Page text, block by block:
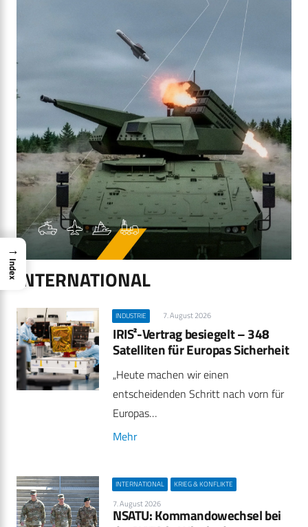
INTERNATIONAL
INDUSTRIE 7. August 2026
IRIS²-Vertrag besiegelt – 348
Satelliten für Europas Sicherheit
„Heute machen wir einen
entscheidenden Schritt nach vorn für
Europas…
Mehr
INTERNATIONAL KRIEG & KONFLIKTE
7. August 2026
NSATU: Kommandowechsel bei
→
Index